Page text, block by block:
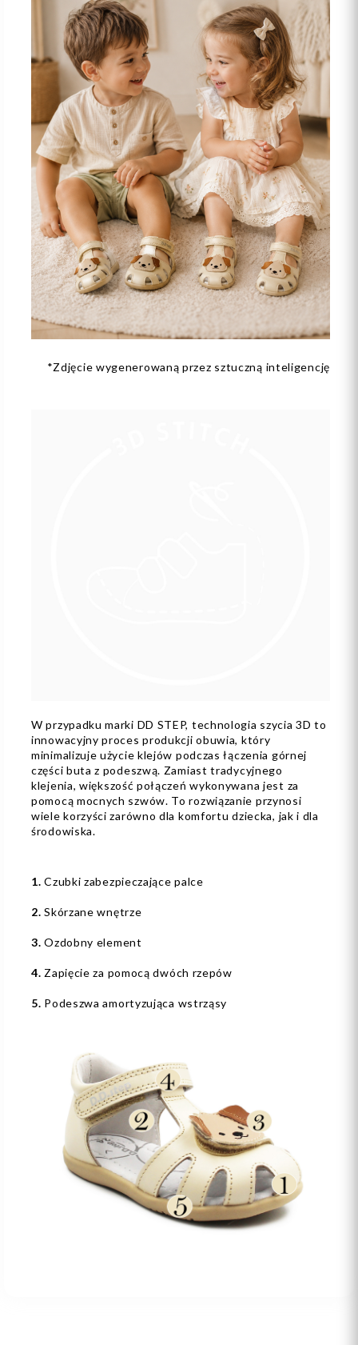
*Zdjęcie wygenerowaną przez sztuczną inteligencję
W przypadku marki DD STEP, technologia szycia 3D to
innowacyjny proces produkcji obuwia, który
minimalizuje użycie klejów podczas łączenia górnej
części buta z podeszwą. Zamiast tradycyjnego
klejenia, większość połączeń wykonywana jest za
pomocą mocnych szwów. To rozwiązanie przynosi
wiele korzyści zarówno dla komfortu dziecka, jak i dla
środowiska.
1.Czubki zabezpieczające palce
2.Skórzane wnętrze
3. Ozdobny element
4. Zapięcie za pomocą dwóch rzepów
5. Podeszwa amortyzująca wstrząsy